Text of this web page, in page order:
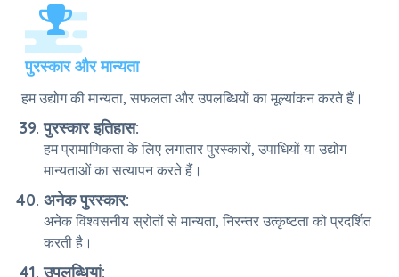
पुरस्कार और मान्यता
हम उद्योग की मान्यता, सफलता और उपलब्धियों का मूल्यांकन करते हैं।
पुरस्कार इतिहास:
हम प्रामाणिकता के लिए लगातार पुरस्कारों, उपाधियों या उद्योग
मान्यताओं का सत्यापन करते हैं।
अनेक पुरस्कार:
अनेक विश्वसनीय स्रोतों से मान्यता, निरन्तर उत्कृष्टता को प्रदर्शित
करती है।
उपलब्धियां: